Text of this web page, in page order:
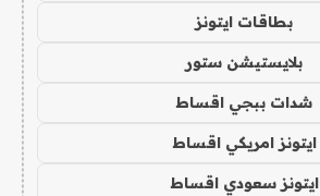
بطاقات ايتونز
بلايستيشن ستور
شدات ببجي اقساط
ايتونز امريكي اقساط
ايتونز سعودي اقساط